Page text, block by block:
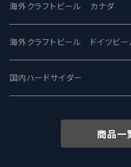
忽布古丹醸造 - HOP KOTAN
ワイマーケットブルーイング
志賀高原ビール - SIGAKOGEN
箕面ビール - MINOH BEER
Fair State フェアステイト
Lagunitas ラグニタス
FirestoneWalker ファイアスト
Mikkeller ミッケラー
ワイルドチャイルド - Wilde Child
BrewDog Brewery - ブリュード
The Flying Inn / ザ フライイン
Lambiek Fabriek - ファブリー
Heart Of Darkness - ハートオ
Carbon brews -カーボン
TAIHU - タイフー
Behemoth - ベヒーモス
ROCKY RIDGE - ロッキーリッジ
BODRIGGY BREWING ボッ
CO-CONSPIRATORS コ・コン
Deep Creek Brewing Co.
海外クラフトビール カナダ
Jackie O's ジャッキーオーズ
Westbrook ウェストブルック
Strathcona ストラスコナ
海外クラフトビール ドイツビー
Karmeliten カーメリテン
Früh フリュー
国内ハードサイダー
商品一